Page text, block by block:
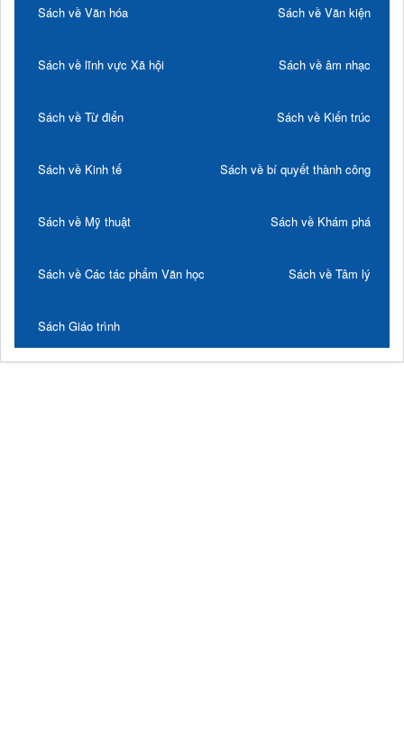
Sách về Văn hóa Sách về Văn kiện
Sách về lĩnh vực Xã hội Sách về âm nhạc
Sách về Từ điển Sách về Kiến trúc
Sách về Kinh tế Sách về bí quyết thành công
Sách về Mỹ thuật Sách về Khám phá
Sách về Các tác phẩm Văn học Sách về Tâm lý
Sách Giáo trình